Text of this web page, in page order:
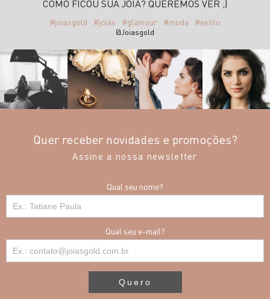
COMO FICOU SUA JÓIA? QUEREMOS VER ;)
#joiasgold #joias #glamour #moda #estilo
@Joiasgold
Quer receber novidades e promoções?
Assine a nossa newsletter
Qual seu nome?
Qual seu e-mail?
Quero